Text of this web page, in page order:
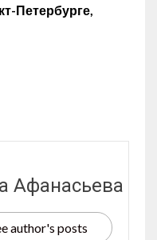
Петербурге,
Афанасьева
author's posts